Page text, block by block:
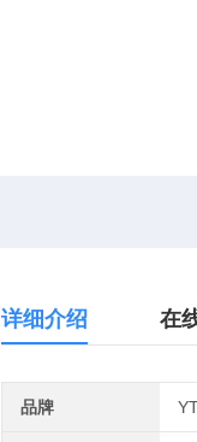
详细介绍 在
品牌